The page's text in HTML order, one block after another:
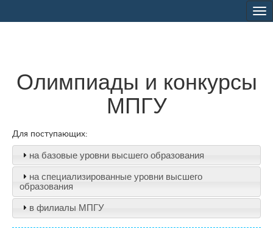
Олимпиады и конкурсы
МПГУ
Для поступающих:
на базовые уровни высшего образования
на специализированные уровни высшего
образования
в филиалы МПГУ